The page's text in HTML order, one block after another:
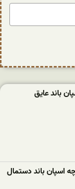
باند عایق
اسپان باند دستمال